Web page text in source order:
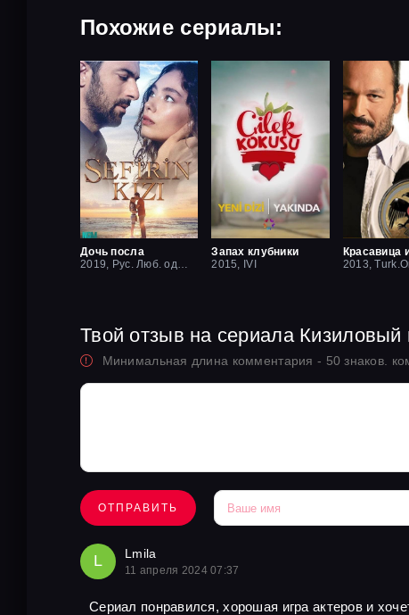
Похожие сериалы:
Дочь посла
Запах клубники
2015, IVI
2013,
Твой отзыв на сериала Кизиловый
Минимальная длина комментария - 50 знаков.
ОТПРАВИТЬ
L Lmila
11 апреля 2024 07:37
Сериал понравился, хорошая игра актеров и